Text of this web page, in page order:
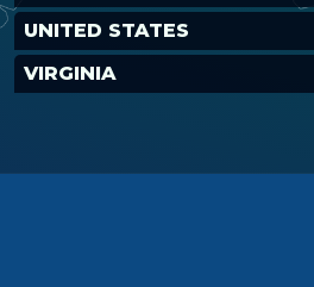
UNITED STATES
VIRGINIA